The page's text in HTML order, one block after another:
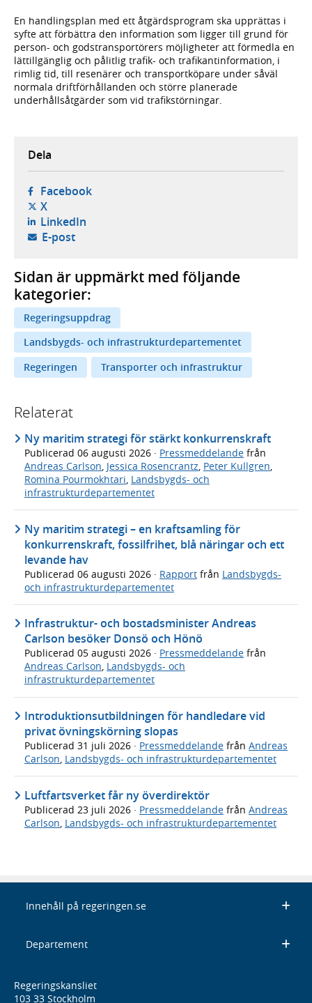
En handlingsplan med ett åtgärdsprogram ska upprättas i
syfte att förbättra den information som ligger till grund för
person- och godstransportörers möjligheter att förmedla en
lättillgänglig och pålitlig trafik- och trafikantinformation, i
rimlig tid, till resenärer och transportköpare under såväl
normala driftförhållanden och större planerade
underhållsåtgärder som vid trafikstörningar.
Dela
Facebook- öppnas i ny flik, extern webbplats,
X- öppnas i ny flik, extern webbplats,
LinkedIn- öppnas i ny flik, extern webbplats,
E-post- öppnar din e-postklient,
Sidan är uppmärkt med följande
kategorier:
Regeringsuppdrag
Landsbygds- och infrastrukturdepartementet
Regeringen
Transporter och infrastruktur
Relaterat
Ny maritim strategi för stärkt konkurrenskraft
Publicerad 06 augusti 2026 · Pressmeddelande från
Andreas Carlson, Jessica Rosencrantz, Peter Kullgren,
Romina Pourmokhtari, Landsbygds- och
infrastrukturdepartementet
Ny maritim strategi – en kraftsamling för
konkurrenskraft, fossilfrihet, blå näringar och ett
levande hav
Publicerad 06 augusti 2026 · Rapport från Landsbygds-
och infrastrukturdepartementet
Infrastruktur- och bostadsminister Andreas
Carlson besöker Donsö och Hönö
Publicerad 05 augusti 2026 · Pressmeddelande från
Andreas Carlson, Landsbygds- och
infrastrukturdepartementet
Introduktionsutbildningen för handledare vid
privat övningskörning slopas
Publicerad 31 juli 2026 · Pressmeddelande från Andreas
Carlson, Landsbygds- och infrastrukturdepartementet
Luftfartsverket får ny överdirektör
Publicerad 23 juli 2026 · Pressmeddelande från Andreas
Carlson Landsbygds- och infrastrukturdepartementet
Innehåll på regeringen.se
Departement
Regeringskansliet
103 33 Stockholm